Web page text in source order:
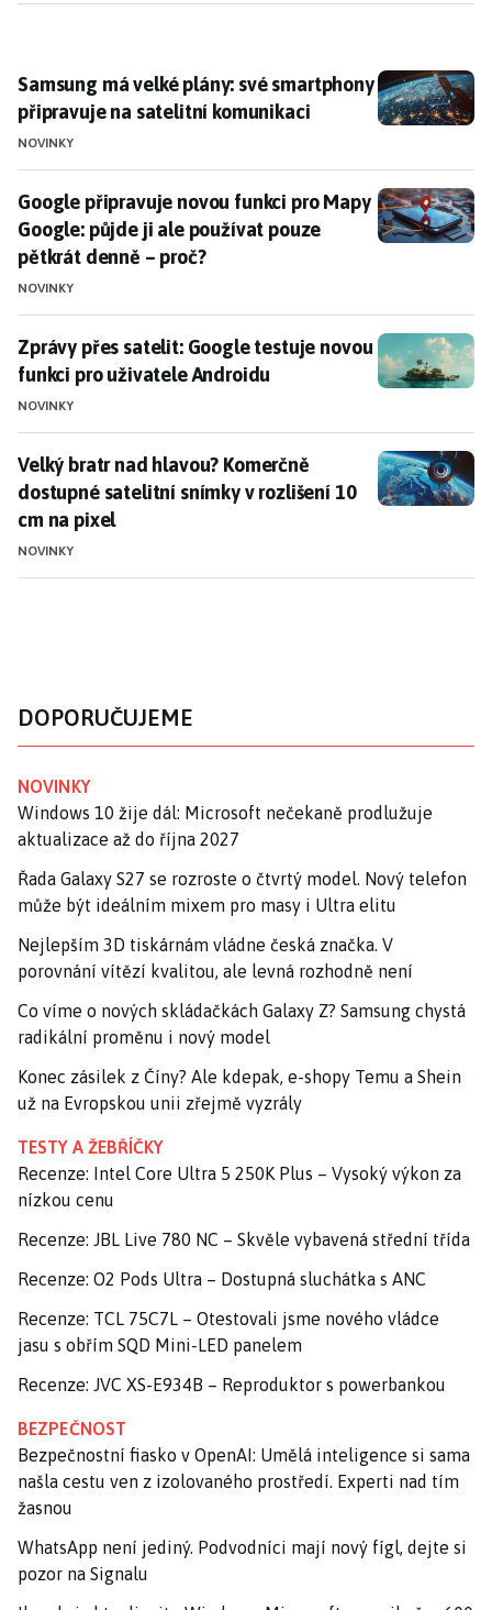
Samsung má velké plány: své smartphony
Samsung má velké plány: své smartphony
připravuje na satelitní komunikaci
NOVINKY
Google připravuje novou funkci pro Mapy Google:
Google připravuje novou funkci pro Mapy
Google: půjde ji ale používat pouze
pětkrát denně – proč?
NOVINKY
Zprávy přes satelit: Google testuje novou funkci pro
Zprávy přes satelit: Google testuje novou
funkci pro uživatele Androidu
NOVINKY
Velký bratr nad hlavou? Komerčně dostupné
Velký bratr nad hlavou? Komerčně
dostupné satelitní snímky v rozlišení 10
cm na pixel
NOVINKY
DOPORUČUJEME
NOVINKY
Windows 10 žije dál: Microsoft nečekaně prodlužuje
aktualizace až do října 2027
Řada Galaxy S27 se rozroste o čtvrtý model. Nový telefon
může být ideálním mixem pro masy i Ultra elitu
Nejlepším 3D tiskárnám vládne česká značka. V
porovnání vítězí kvalitou, ale levná rozhodně není
Co víme o nových skládačkách Galaxy Z? Samsung chystá
radikální proměnu i nový model
Konec zásilek z Číny? Ale kdepak, e-shopy Temu a Shein
už na Evropskou unii zřejmě vyzrály
TESTY A ŽEBŘÍČKY
Recenze: Intel Core Ultra 5 250K Plus – Vysoký výkon za
nízkou cenu
Recenze: JBL Live 780 NC – Skvěle vybavená střední třída
Recenze: O2 Pods Ultra – Dostupná sluchátka s ANC
Recenze: TCL 75C7L – Otestovali jsme nového vládce
jasu s obřím SQD Mini-LED panelem
Recenze: JVC XS-E934B – Reproduktor s powerbankou
BEZPEČNOST
Bezpečnostní fiasko v OpenAI: Umělá inteligence si sama
našla cestu ven z izolovaného prostředí. Experti nad tím
žasnou
WhatsApp není jediný. Podvodníci mají nový fígl, dejte si
pozor na Signalu